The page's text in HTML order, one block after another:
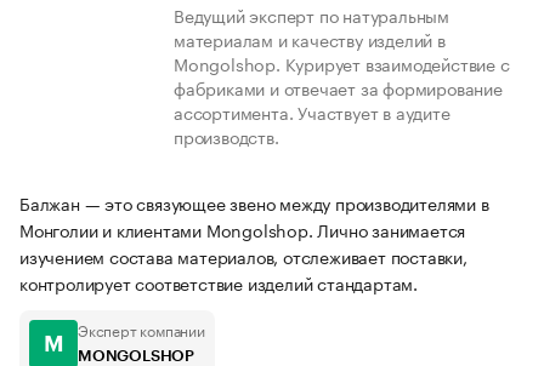
Ведущий эксперт по натуральным
материалам и качеству изделий в
Mongolshop. Курирует взаимодействие с
фабриками и отвечает за формирование
ассортимента. Участвует в аудите
производств.
Балжан — это связующее звено между производителями в
Монголии и клиентами Mongolshop. Лично занимается
изучением состава материалов, отслеживает поставки,
контролирует соответствие изделий стандартам.
M
Эксперт компании
MONGOLSHOP